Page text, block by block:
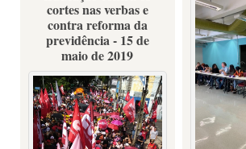
cortes nas verbas e
contra reforma da
previdência - 15 de
maio de 2019